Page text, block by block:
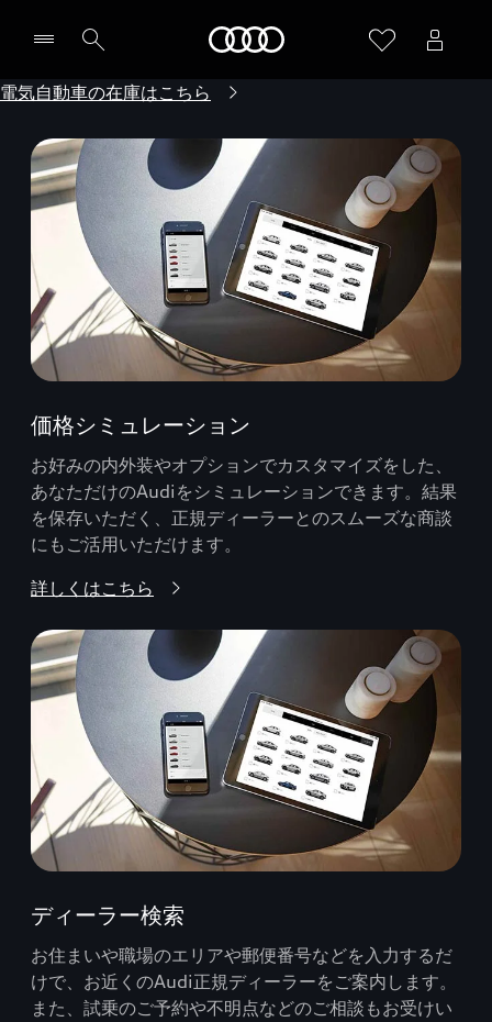
電気自動車の在庫はこちら
価格シミュレーション
お好みの内外装やオプションでカスタマイズをした、
あなただけのAudiをシミュレーションできます。結果
を保存いただく、正規ディーラーとのスムーズな商談
にもご活用いただけます。
詳しくはこちら
ディーラー検索
お住まいや職場のエリアや郵便番号などを入力するだ
けで、お近くのAudi正規ディーラーをご案内します。
また、試乗のご予約や不明点などのご相談もお受けい